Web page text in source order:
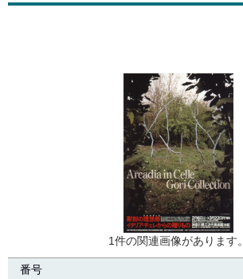
1件の関連画像があります。
番号